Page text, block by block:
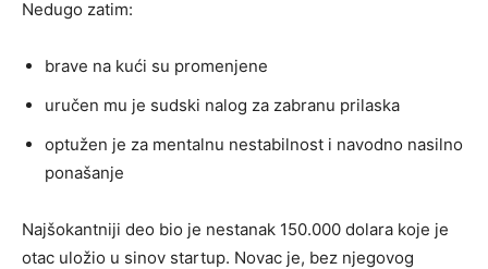
Nedugo zatim:
brave na kući su promenjene
uručen mu je sudski nalog za zabranu prilaska
optužen je za mentalnu nestabilnost i navodno nasilno
ponašanje
Najšokantniji deo bio je nestanak 150.000 dolara koje je
otac uložio u sinov startup. Novac je, bez njegovog